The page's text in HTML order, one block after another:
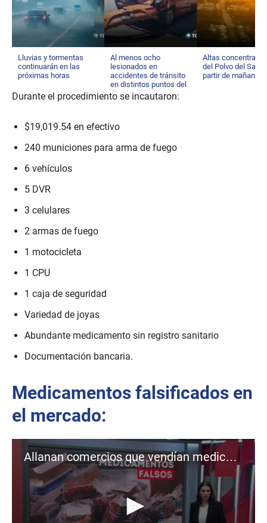
Lluvias y tormentas
continuarán en las
próximas horas
Al menos ocho
lesionados en
accidentes de tránsito
en distintos puntos del
país
Altas
del Polvo del
partir de mañana
Durante el procedimiento se incautaron:
$19,019.54 en efectivo
240 municiones para arma de fuego
6 vehículos
5 DVR
3 celulares
2 armas de fuego
1 motocicleta
1 CPU
1 caja de seguridad
Variedad de joyas
Abundante medicamento sin registro sanitario
Documentación bancaria.
Medicamentos falsificados en
el mercado:
Allanan comercios que vendían medicamentos falsificados